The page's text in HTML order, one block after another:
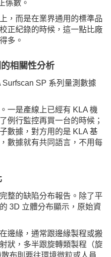
係數。
，而是在業界通用的標準品
正紀錄的時候，這一點比廠
多。
相關性分析
SP 系列量測數據
一是產線上已經有 KLA 機
例行監控再買一台的時候；
數據，對方用的是 KLA 基
數據就有共同語言，不用每
整的缺陷分布報告。除了平
3D 立體分布顯示，原始資
邊緣，通常跟邊緣製程或搬
狀，多半跟旋轉類製程（旋
布則要往環境微粒或人員